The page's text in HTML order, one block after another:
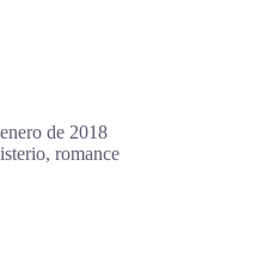
de 2018
romance